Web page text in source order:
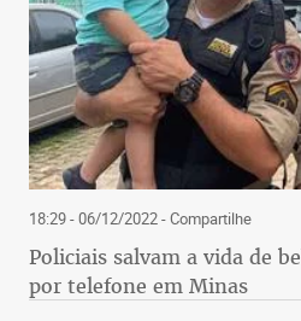
18:29 - 06/12/2022- Compartilhe
Policiais salvam a vida de
por telefone em Minas